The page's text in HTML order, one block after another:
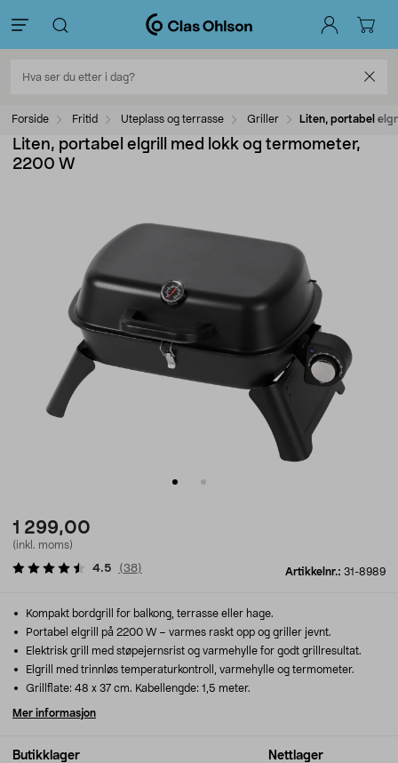
Forside Fritid Uteplass og terrasse Griller Liten, portabel
Liten, portabel elgrill med lokk og termometer,
2200 W
1 299,00
(inkl. moms)
Artikkelnr.: 31-8989
4.5 (38)
Butikklager Nettlager
Kompakt bordgrill for balkong, terrasse eller hage.
Portabel elgrill på 2200 W – varmes raskt opp og griller jevnt.
Elektrisk grill med støpejernsrist og varmehylle for godt grillresultat.
Elgrill med trinnløs temperaturkontroll, varmehylle og termometer.
Grillflate: 48 x 37 cm. Kabellengde: 1,5 meter.
Mer informasjon